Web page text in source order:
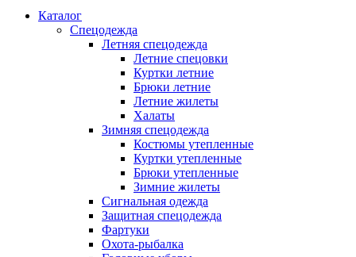
Каталог
Спецодежда
Летняя спецодежда
Летние спецовки
Куртки летние
Брюки летние
Летние жилеты
Халаты
Зимняя спецодежда
Костюмы утепленные
Куртки утепленные
Брюки утепленные
Зимние жилеты
Сигнальная одежда
Защитная спецодежда
Фартуки
Охота-рыбалка